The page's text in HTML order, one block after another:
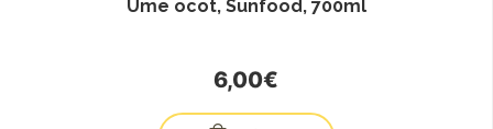
Ume ocot, Sunfood, 700ml
6,00€